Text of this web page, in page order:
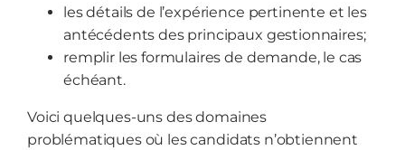
les détails de l’expérience pertinente et les
antécédents des principaux gestionnaires;
remplir les formulaires de demande, le cas
échéant.
Voici quelques-uns des domaines
problématiques où les candidats n’obtiennent